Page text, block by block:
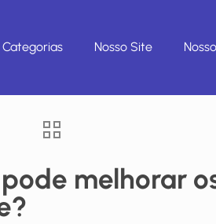
Categorias Nosso Site
melhorar